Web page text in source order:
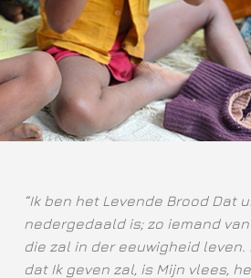
“Ik ben het Levende Brood Dat
nedergedaald is; zo iemand
die zal in der eeuwigheid leven.
dat Ik geven zal, is Mijn vlees,